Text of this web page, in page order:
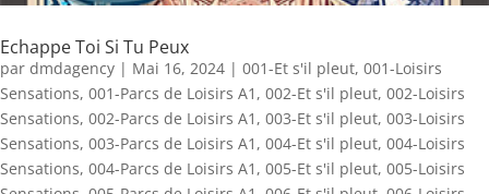
Echappe Toi Si Tu Peux
par dmdagency | Mai 16, 2024 | 001-Et s'il pleut, 001-Loisirs
Sensations, 001-Parcs de Loisirs A1 , 002-Et s'il pleut, 002-Loisirs
Sensations, 002-Parcs de Loisirs A1 , 003-Et s'il pleut, 003-Loisirs
Sensations, 003-Parcs de Loisirs A1 , 004-Et s'il pleut, 004-Loisirs
Sensations, 004-Parcs de Loisirs A1 , 005-Et s'il pleut, 005-Loisirs